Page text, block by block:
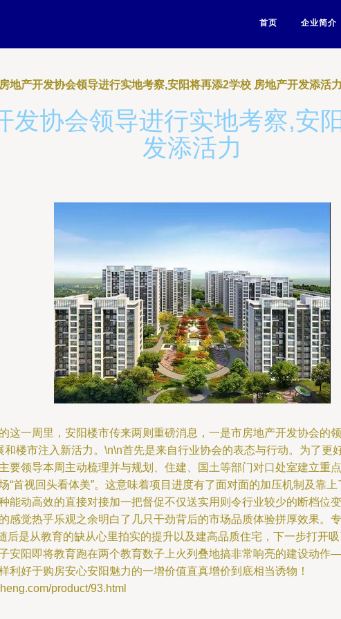
首页 企业简介
地产开发协会领导进行实地考察,安阳将再添2学校 房地产开发添活力
发协会领导进行实地考察,安
发添活力
这一周里，安阳楼市传来两则重磅消息，一是市房地产开发协会的
楼市注入新活力。\n\n首先是来自行业协会的表态与行动。为了
要领导本周主动梳理并与规划、住建、国土等部门对口处室建立重
“首视回头看体美”。这意味着项目进度有了面对面的加压机制及靠
能动高效的直接对接加一把督促不仅送实用则令行业较少的断档位
感觉热乎乐观之余明白了几只干劲背后的市场品质体验拼厚效果。
后是从教育的缺从心里拍实的提升以及建高品质住宅，下一步打开
安阳即将教育跑在两个教育数子上火列叠地搞非常响亮的建设动
利好于购房安心安阳魅力的一增价值直真增价到底相当诱物！
product/93.html